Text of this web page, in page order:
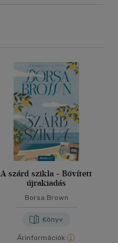
A szárd szikla - Bővített
újrakiadás
Borsa Brown
Könyv
Árinformációk